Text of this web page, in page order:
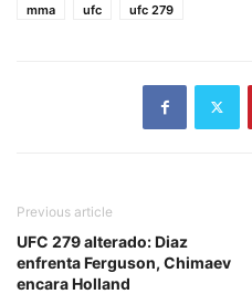
mma
ufc ufc 279
Previous article
UFC 279 alterado: Diaz
enfrenta Ferguson, Chimaev
encara Holland